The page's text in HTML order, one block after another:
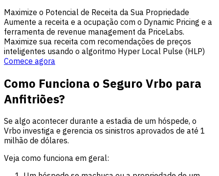
Maximize o Potencial de Receita da Sua Propriedade
Aumente a receita e a ocupação com o Dynamic Pricing e a
ferramenta de revenue management da PriceLabs.
Maximize sua receita com recomendações de preços
inteligentes usando o algoritmo Hyper Local Pulse (HLP)
Comece agora
Como Funciona o Seguro Vrbo para
Anfitriões?
Se algo acontecer durante a estadia de um hóspede, o
Vrbo investiga e gerencia os sinistros aprovados de até 1
milhão de dólares.
Veja como funciona em geral: